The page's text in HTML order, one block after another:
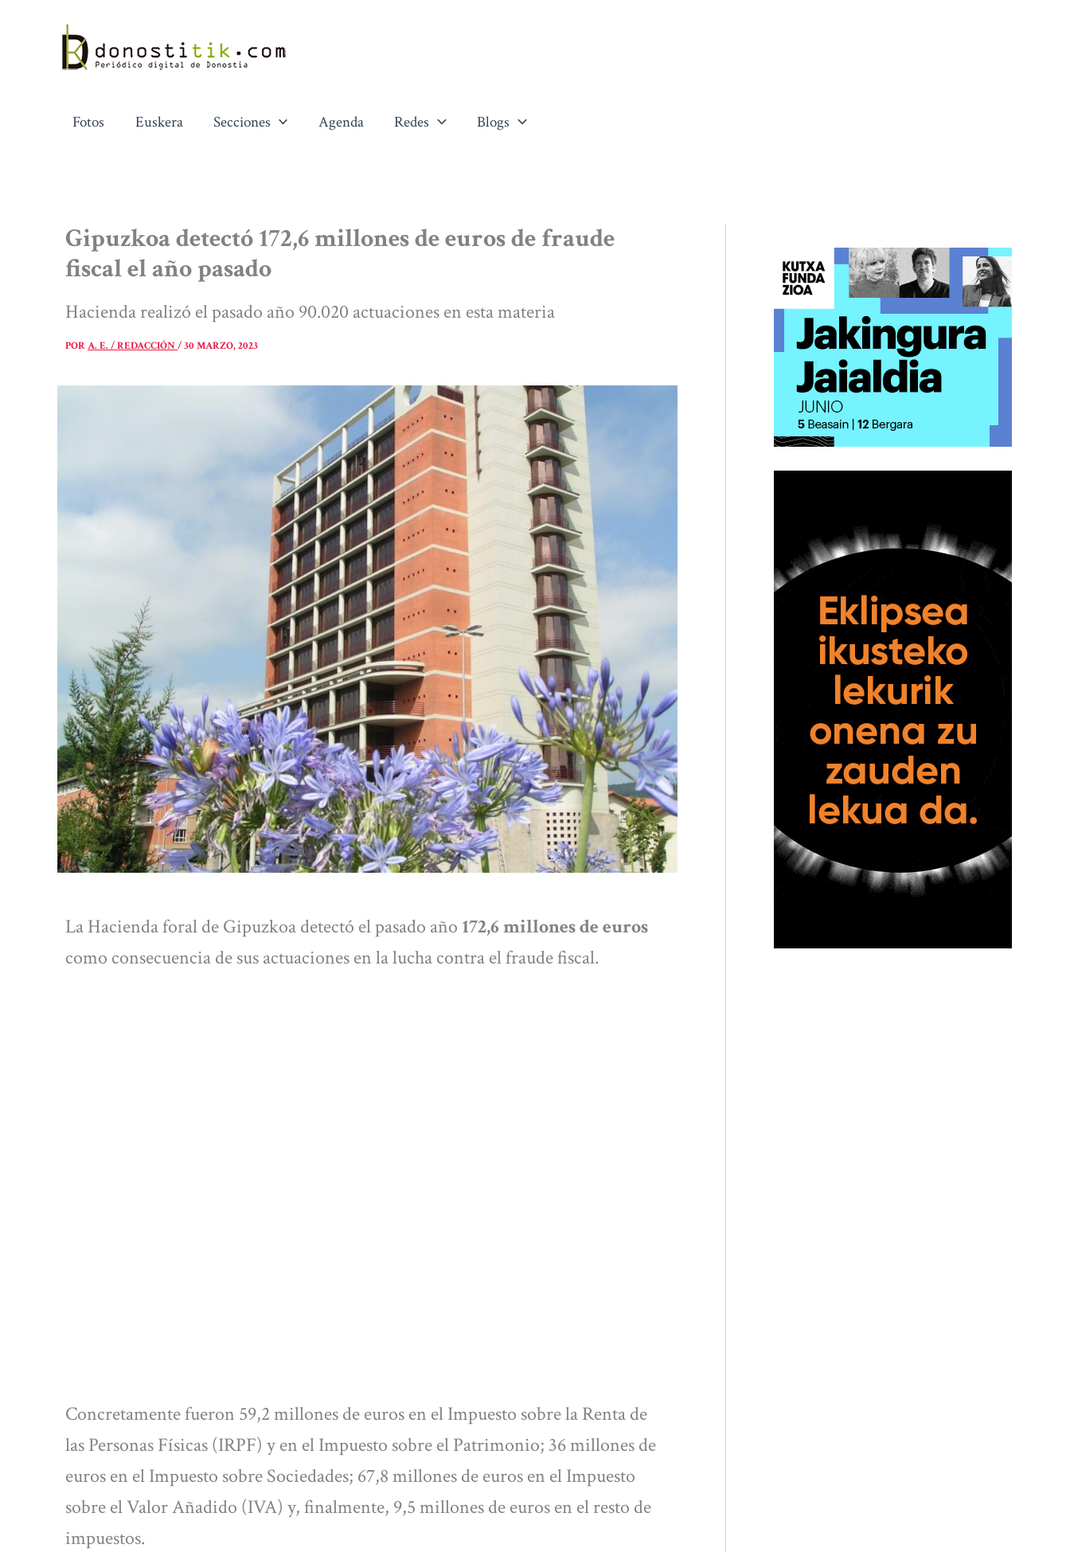
contenido
Fotos Euskera Secciones Agenda Redes Blogs
Gipuzkoa detectó 172,6 millones de euros de fraude
fiscal el año pasado
Hacienda realizó el pasado año 90.020 actuaciones en esta materia
PORA. E. / REDACCIÓN/30 MARZO, 2023
La Hacienda foral de Gipuzkoa detectó el pasado año 172,6 millones de euros
como consecuencia de sus actuaciones en la lucha contra el fraude fiscal.
Concretamente fueron 59,2 millones de euros en el Impuesto sobre la Renta de
las Personas Físicas (IRPF) y en el Impuesto sobre el Patrimonio; 36 millones de
euros en el Impuesto sobre Sociedades; 67,8 millones de euros en el Impuesto
sobre el Valor Añadido (IVA) y, finalmente, 9,5 millones de euros en el resto de
impuestos.